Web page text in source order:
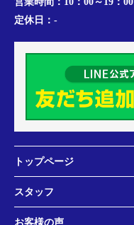
定休日： -
トップページ
スタッフ
お客様の声